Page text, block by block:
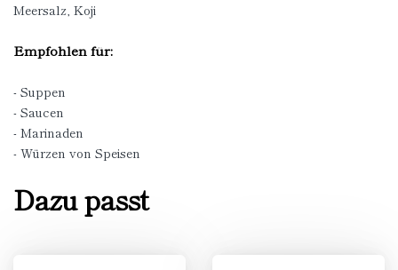
Meersalz, Koji
Empfohlen für:
- Suppen
- Saucen
- Marinaden
- Würzen von Speisen
Dazu passt